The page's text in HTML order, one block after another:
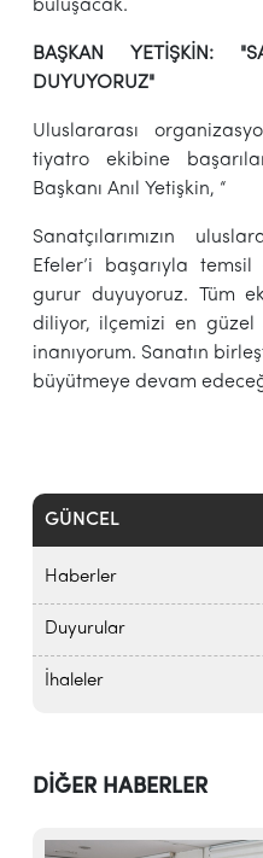
GÜNCEL
Haberler
Duyurular
İhaleler
buluşacak.
BAŞKAN YETİŞKİN:
DUYUYORUZ"
Uluslararası
tiyatro ekibine
Başkanı Anıl Yetişkin, “
Sanatçılarımızın
Efeler’i başarıyla
gurur duyuyoruz. Tüm
diliyor, ilçemizi en güzel
inanıyorum. Sanatın
büyütmeye devam
DİĞER HABERLER